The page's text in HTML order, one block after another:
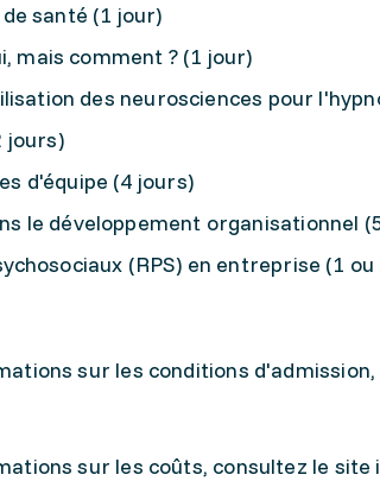
santé (1 jour)
mais comment ? (1 jour)
des neurosciences pour
jours)
d'équipe (4 jours)
le développement organisationnel
(RPS) en entreprise (1
sur les conditions
sur les coûts, consultez le